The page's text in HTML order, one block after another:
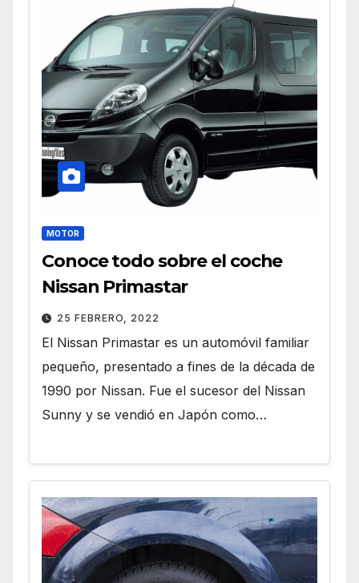
MOTOR
Conoce todo sobre el coche
Nissan Primastar
25 FEBRERO, 2022
El Nissan Primastar es un automóvil familiar
pequeño, presentado a fines de la década de
1990 por Nissan. Fue el sucesor del Nissan
Sunny y se vendió en Japón como…